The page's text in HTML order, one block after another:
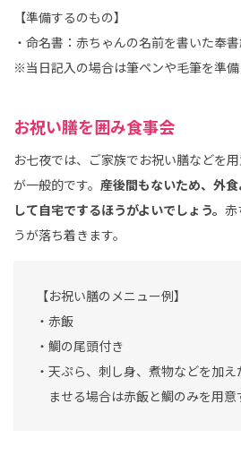
【準備するのもの】
・命名書：赤ちゃんの名前を書いた奉
※当日記入の場合は筆ペンや毛筆を準備
お祝い膳を囲み食事会
お七夜では、ご家族でお祝い膳などを
が一般的です。 産後間もないため、外
して自宅でするほうがよいでしょう。 赤
うが落ち着きます。
【お祝い膳のメニュー例】
・赤飯
・鯛の尾頭付き
・天ぷら、刺し身、煮物などを加
ませる場合は赤飯と鯛のみを用意